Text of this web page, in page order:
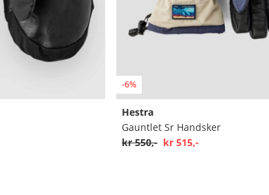
-6%
Hestra
Gauntlet Sr Handsker
kr 550,- kr 515,-